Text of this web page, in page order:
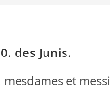
des Junis.
mesdames et